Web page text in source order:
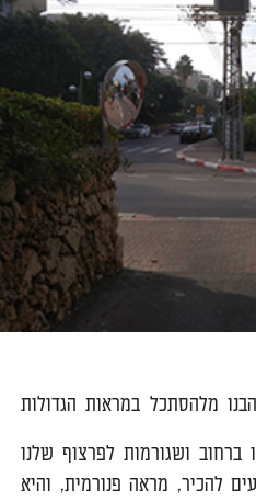
מלהסתכל במראות הגדולות
ברחוב ושגורמות לפרצוף שלנו
להכיר, מראה פנורמית, והיא